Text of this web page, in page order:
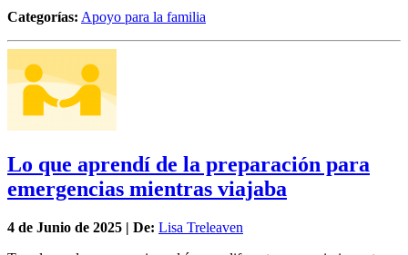
Categorías: Apoyo para la familia
Lo que aprendí de la preparación para
emergencias mientras viajaba
4 de Junio de 2025 | De: Lisa Treleaven